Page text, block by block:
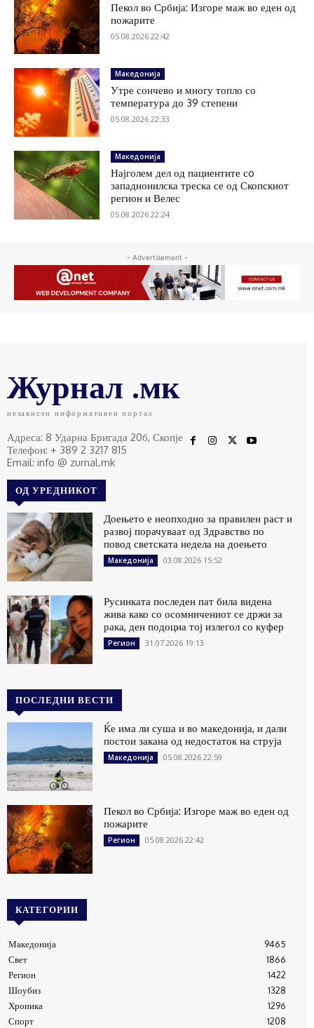
Пекол во Србија: Изгоре маж во еден од
пожарите
05.08.2026 22:42
Македонија
Утре сончево и многу топло со
температура до 39 степени
05.08.2026 22:33
Македонија
Најголем дел од пациентите сo
западнонилска треска се од Скопскиот
регион и Велес
05.08.2026 22:24
- Advertisement -
Журнал .мк
независен информативен портал
Адреса: 8 Ударна Бригада 20б, Скопје
Телефон: + 389 2 3217 815
Email: info @ zurnal.mk
ОД УРЕДНИКОТ
Доењето е неопходно за правилен раст и
развој порачуваат од Здравство по
повод светската недела на доењето
Македонија 03.08.2026 15:52
Русинката последен пат била видена
жива како со осомничениот се држи за
рака, ден подоцна тој излегол со куфер
Регион 31.07.2026 19:13
ПОСЛЕДНИ ВЕСТИ
Ќе има ли суша и во македонија, и дали
постои закана од недостаток на струја
Македонија 05.08.2026 22:59
Пекол во Србија: Изгоре маж во еден од
пожарите
Регион 05.08.2026 22:42
КАТЕГОРИИ
Македонија
9465
Свет
1866
Регион
1422
Шоубиз
1328
Хроника
1296
Спорт
1208